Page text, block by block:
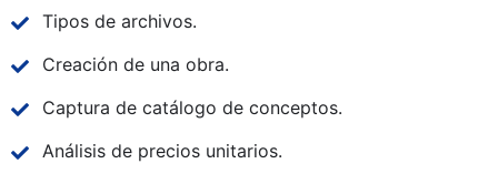
Tipos de archivos.
Creación de una obra.
Captura de catálogo de conceptos.
Análisis de precios unitarios.